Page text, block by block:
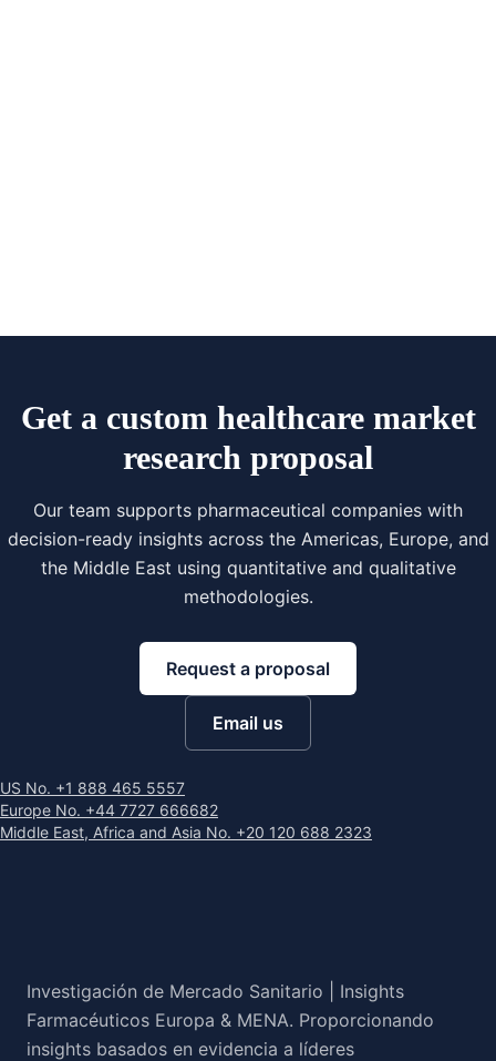
Get a custom healthcare market
research proposal
Our team supports pharmaceutical companies with
decision-ready insights across the Americas, Europe, and
the Middle East using quantitative and qualitative
methodologies.
Request a proposal
Email us
US No. +1 888 465 5557
Europe No. +44 7727 666682
Middle East, Africa and Asia No. +20 120 688 2323
Investigación de Mercado Sanitario | Insights
Farmacéuticos Europa & MENA. Proporcionando
insights basados en evidencia a líderes